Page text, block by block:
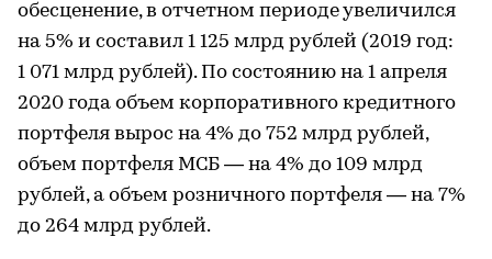
обесценение, в отчетном периоде увеличился
на 5% и составил 1 125 млрд рублей (2019 год:
1 071 млрд рублей). По состоянию на 1 апреля
2020 года объем корпоративного кредитного
портфеля вырос на 4% до 752 млрд рублей,
объем портфеля МСБ — на 4% до 109 млрд
рублей, а объем розничного портфеля — на 7%
до 264 млрд рублей.